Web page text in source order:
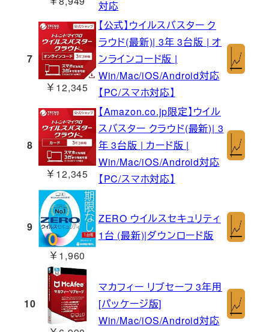
対応
7
￥12,345
【公式】ウイルスバスター ク
ラウド(最新)| 3年 3台版 | オ
ンラインコード版 |
Win/Mac/iOS/Android対応
【PC/スマホ対応】
8
￥12,345
【Amazon.co.jp限定】ウイル
スバスター クラウド(最新)| 3
年 3台版 | カード版 |
Win/Mac/iOS/Android対応
【PC/スマホ対応】
9
￥1,960
ZERO ウイルスセキュリティ
1台 (最新)|ダウンロード版
10
マカフィー リブセーフ 3年用
[パッケージ版]
Win/Mac/iOS/Android対応